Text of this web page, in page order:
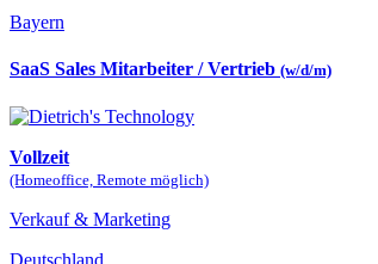
Bayern
SaaS Sales Mitarbeiter / Vertrieb (w/d/m)
Vollzeit
(Homeoffice, Remote möglich)
Verkauf & Marketing
Deutschland